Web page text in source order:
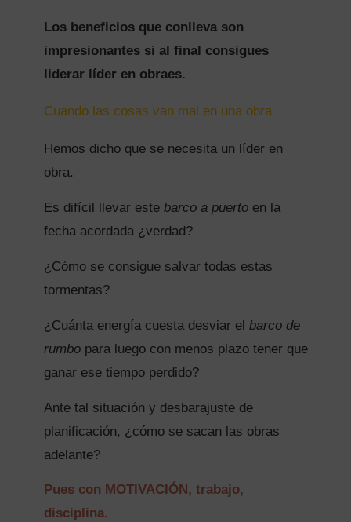
Los beneficios que conlleva son
impresionantes si al final consigues
liderar líder en obraes.
Cuando las cosas van mal en una obra
Hemos dicho que se necesita un líder en
obra.
Es difícil llevar este barco a puertoen la
fecha acordada ¿verdad?
¿Cómo se consigue salvar todas estas
tormentas?
¿Cuánta energía cuesta desviar el barco de
rumbopara luego con menos plazo tener que
ganar ese tiempo perdido?
Ante tal situación y desbarajuste de
planificación, ¿cómo se sacan las obras
adelante?
Pues con MOTIVACIÓN, trabajo,
disciplina.